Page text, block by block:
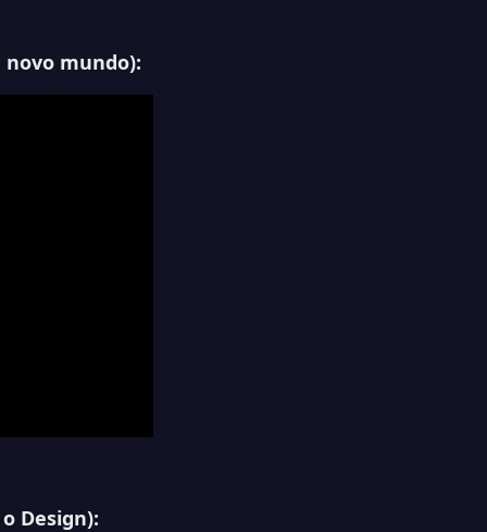
mundo):
Design):